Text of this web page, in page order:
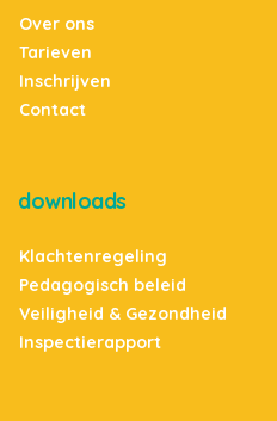
Over ons
Tarieven
Inschrijven
Contact
downloads
Klachtenregeling
Pedagogisch beleid
Veiligheid & Gezondheid
Inspectierapport